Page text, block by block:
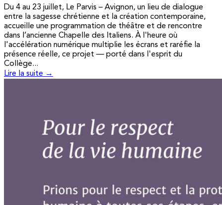
Du 4 au 23 juillet, Le Parvis – Avignon, un lieu de dialogue
entre la sagesse chrétienne et la création contemporaine,
accueille une programmation de théâtre et de rencontre
dans l’ancienne Chapelle des Italiens. À l'heure où
l'accélération numérique multiplie les écrans et raréfie la
présence réelle, ce projet — porté dans l'esprit du
Collège...
Lire la suite →